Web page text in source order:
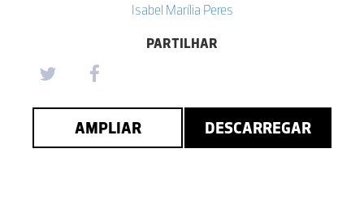
Isabel Marília Peres
PARTILHAR
AMPLIAR DESCARREGAR